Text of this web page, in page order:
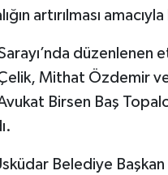
artırılması
düzenlenen
Çelik, Mithat Özdemir
Birsen Baş
Belediye